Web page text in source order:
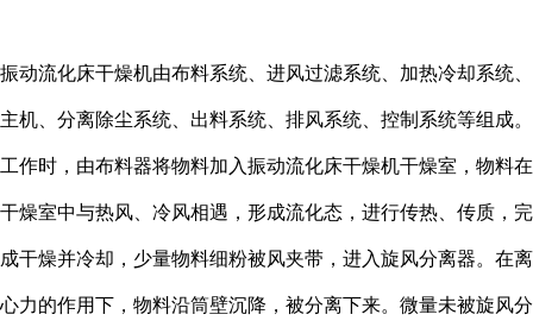
振动流化床干燥机由布料系统、进风过滤系统、加热冷却系统、
主机、分离除尘系统、出料系统、排风系统、控制系统等组成。
工作时，由布料器将物料加入振动流化床干燥机干燥室，物料在
干燥室中与热风、冷风相遇，形成流化态，进行传热、传质，完
成干燥并冷却，少量物料细粉被风夹带，进入旋风分离器。在离
心力的作用下，物料沿筒壁沉降，被分离下来。微量未被旋风分